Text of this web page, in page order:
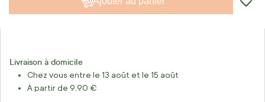
Livraison à domicile
Chez vous entre le 13 août et le 15 août
À partir de 9,90 €